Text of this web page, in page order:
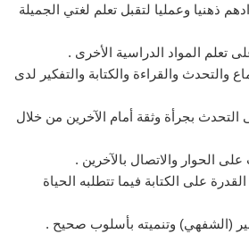
ذهنيا وعمليا لتقبل تعلم لغتي الجميلة
تعلم المواد الدراسية الأخرى .
والتحدث والقراءة والكتابة والتفكير لدى
بجرأة وثقة أمام الآخرين من خلال
الحوار والاتصال بالآخرين .
على الكتابة فيما تتطلبه الحياة
(الشفهي) وتنميته بأسلوب صحيح .